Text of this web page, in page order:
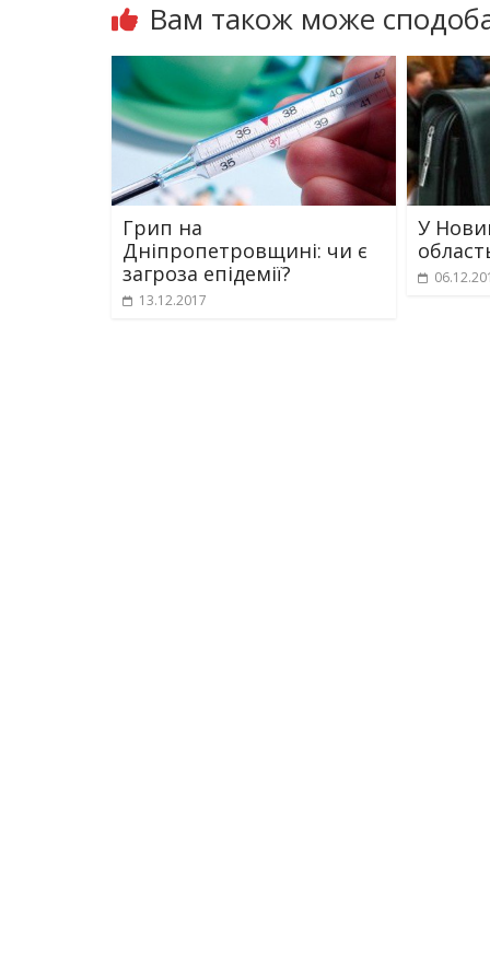
Вам також може
Грип на
Дніпропетровщині: чи є
загроза епідемії?
13.12.2017
У